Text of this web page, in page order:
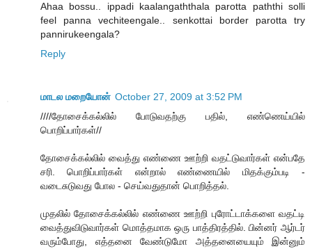
Ahaa bossu.. ippadi kaalangaththala parotta paththi solli
feel panna vechiteengale.. senkottai border parotta try
pannirukeengala?
Reply
மாடல மறையோன் October 27, 2009 at 3:52 PM
////தோசைக்கல்லில் போடுவதற்கு பதில், எண்ணெய்யில்
பொறிப்பார்கள்//
தோசைக்கல்லில் வைத்து எண்ணை ஊற்றி வதட்டுவார்கள் என்பதே
சரி. பொறிப்பார்கள் என்றால் எண்ணையில் மிதக்கும்படி -
வடைசுடுவது போல - செய்வதுதான் பொறித்தல்.
முதலில் தோசைக்கல்லில் எண்ணை ஊற்றி புரோட்டாக்களை வதட்டி
வைத்துவிடுவார்கள் மொத்தமாக ஒரு பாத்திரத்தில். பின்னர் ஆர்டர்
வரும்போது, எத்தனை வேண்டுமோ அத்தனையையும் இன்னும்